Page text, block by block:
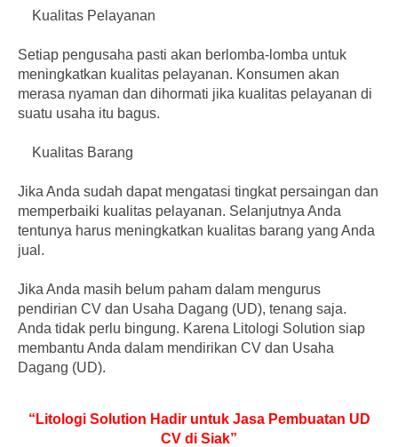
Kualitas Pelayanan
Setiap pengusaha pasti akan berlomba-lomba untuk
meningkatkan kualitas pelayanan. Konsumen akan
merasa nyaman dan dihormati jika kualitas pelayanan di
suatu usaha itu bagus.
Kualitas Barang
Jika Anda sudah dapat mengatasi tingkat persaingan dan
memperbaiki kualitas pelayanan. Selanjutnya Anda
tentunya harus meningkatkan kualitas barang yang Anda
jual.
Jika Anda masih belum paham dalam mengurus
pendirian CV dan Usaha Dagang (UD), tenang saja.
Anda tidak perlu bingung. Karena Litologi Solution siap
membantu Anda dalam mendirikan CV dan Usaha
Dagang (UD).
“Litologi Solution Hadir untuk Jasa Pembuatan UD
CV di Siak”